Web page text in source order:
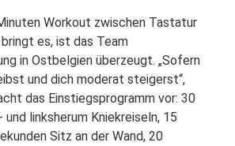
Workout zwischen Tastatur
es, ist das Team
in Ostbelgien überzeugt. „Sofern
und dich moderat steigerst“,
das Einstiegsprogramm vor: 30
linksherum Kniekreiseln, 15
Sitz an der Wand, 20